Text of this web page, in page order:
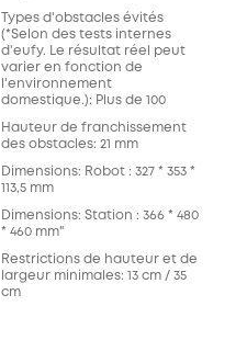
Types d'obstacles évités
(*Selon des tests internes
d'eufy. Le résultat réel peut
varier en fonction de
l'environnement
domestique.): Plus de 100
Hauteur de franchissement
des obstacles: 21 mm
Dimensions: Robot : 327 * 353 *
113,5 mm
Dimensions: Station : 366 * 480
* 460 mm"
Restrictions de hauteur et de
largeur minimales: 13 cm / 35
cm